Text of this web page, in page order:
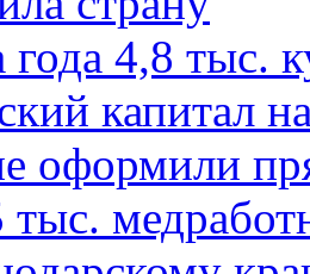
года 4,8 тыс.
капитал
оформили
тыс.